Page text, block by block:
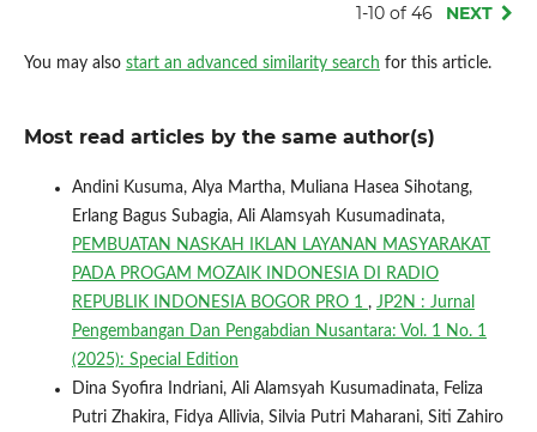
1-10 of 46 NEXT
You may also start an advanced similarity search for this article.
Most read articles by the same author(s)
Andini Kusuma, Alya Martha, Muliana Hasea Sihotang,
Erlang Bagus Subagia, Ali Alamsyah Kusumadinata,
PEMBUATAN NASKAH IKLAN LAYANAN MASYARAKAT
PADA PROGAM MOZAIK INDONESIA DI RADIO
REPUBLIK INDONESIA BOGOR PRO 1 , JP2N : Jurnal
Pengembangan Dan Pengabdian Nusantara: Vol. 1 No. 1
(2025): Special Edition
Dina Syofira Indriani, Ali Alamsyah Kusumadinata, Feliza
Putri Zhakira, Fidya Allivia, Silvia Putri Maharani, Siti Zahiro